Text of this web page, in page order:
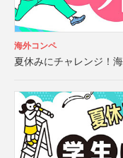
海外コンペ
夏休みにチャレンジ！